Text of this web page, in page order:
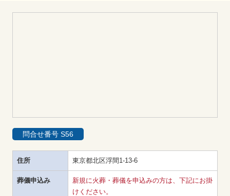
住所 東京都北区浮間1-13-6
葬儀申込み
新規に火葬・葬儀を申込みの方は、下記にお掛
けください。
問合せ番号 S56